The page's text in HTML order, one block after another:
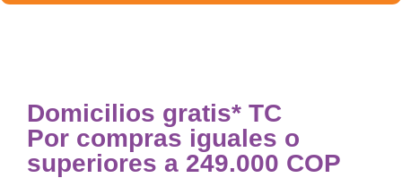
Domicilios gratis* TC
Por compras iguales o
superiores a 249.000 COP